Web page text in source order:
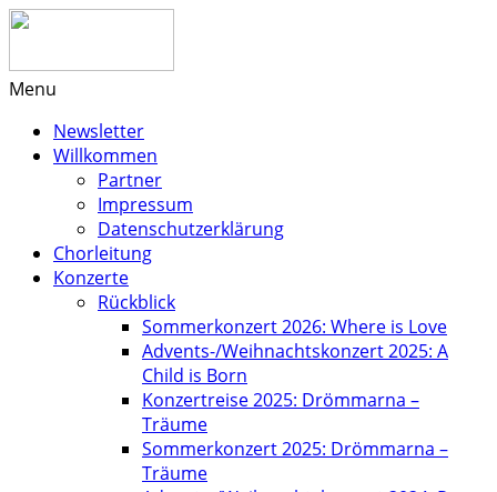
Menu
Newsletter
Willkommen
Partner
Impressum
Datenschutzerklärung
Chorleitung
Konzerte
Rückblick
Sommerkonzert 2026: Where is Love
Advents-/Weihnachtskonzert 2025: A
Child is Born
Konzertreise 2025: Drömmarna –
Träume
Sommerkonzert 2025: Drömmarna –
Träume